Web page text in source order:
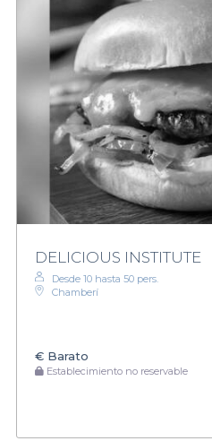
DELICIOUS INSTITUTE
Desde 10 hasta 50 pers.
Chamberí
€ Barato
Establecimiento no reservable